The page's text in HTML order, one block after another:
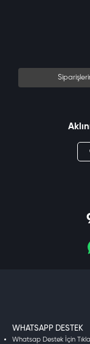
WHATSAPP DESTEK
Whatsap Destek İçin